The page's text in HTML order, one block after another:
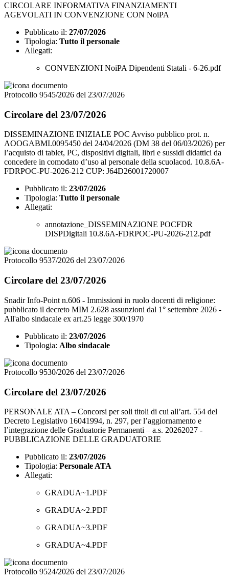
CIRCOLARE INFORMATIVA FINANZIAMENTI
AGEVOLATI IN CONVENZIONE CON NoiPA
Pubblicato il: 27/07/2026
Tipologia: Tutto il personale
Allegati:
CONVENZIONI NoiPA Dipendenti Statali - 6-26.pdf
Protocollo 9545/2026 del 23/07/2026
Circolare del 23/07/2026
DISSEMINAZIONE INIZIALE POC Avviso pubblico prot. n.
AOOGABMI.0095450 del 24/04/2026 (DM 38 del 06/03/2026) per
l’acquisto di tablet, PC, dispositivi digitali, libri e sussidi didattici da
concedere in comodato d’uso al personale della scuolacod. 10.8.6A-
FDRPOC-PU-2026-212 CUP: J64D26001720007
Pubblicato il: 23/07/2026
Tipologia: Tutto il personale
Allegati:
annotazione_DISSEMINAZIONE POCFDR
DISPDigitali 10.8.6A-FDRPOC-PU-2026-212.pdf
Protocollo 9537/2026 del 23/07/2026
Circolare del 23/07/2026
Snadir Info-Point n.606 - Immissioni in ruolo docenti di religione:
pubblicato il decreto MIM 2.628 assunzioni dal 1° settembre 2026 -
All'albo sindacale ex art.25 legge 300/1970
Pubblicato il: 23/07/2026
Tipologia: Albo sindacale
Protocollo 9530/2026 del 23/07/2026
Circolare del 23/07/2026
PERSONALE ATA – Concorsi per soli titoli di cui all’art. 554 del
Decreto Legislativo 16041994, n. 297, per l’aggiornamento e
l’integrazione delle Graduatorie Permanenti – a.s. 20262027 -
PUBBLICAZIONE DELLE GRADUATORIE
Pubblicato il: 23/07/2026
Tipologia: Personale ATA
Allegati:
GRADUA~1.PDF
GRADUA~2.PDF
GRADUA~3.PDF
GRADUA~4.PDF
Protocollo 9524/2026 del 23/07/2026